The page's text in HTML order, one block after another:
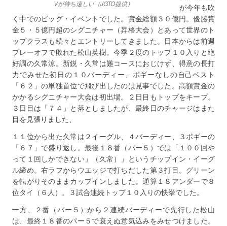
Vが待ち遠しい（JGTO提供）
が今年も吹
く中でのビッグ・イベントでした。賞金総額３０億円。優勝賞
金５・５億円超のシグニチャー（昇格大会）とあって世界のト
ップクラスも続々とエントリーしてきました。日本からは前週
プレーオフで敗れた松山英樹。今季２度のトップ１０入りと絶
好調の久常涼。新鋭・久常は難コースにおじけず、得意の長打
力でみせた初日の１０バーディー、ボギーなしの自己ベスト
「６２」の単独首位で飛び出したのは見事でした。高額賞金の
かかるシグニチャー大会は初出場。２日目もトップをキープ。
３日目は「７４」と落としましたが、最終日のチャージはまた
目を見張りました、
１１位から出た久常は２イーグル、４バーディー、３ボギーの
「６７」で盛り返し。最後１８番（パー５）では「１００回や
って１回しかできない」（久常）」というチップイン・イーグ
ル締め。右ラフからウエッジで打ちだした第３打目。グリーン
を転がりそのままカップインしました。通算１８アンダーで８
位タイ（６人）。３試合連続トップ１０入りの快挙でした。
一方、２番（パー５）から２連続バーディーで先行した松山
は、最終１８番のパー５で衰えぬ意気込みをみせつけました。